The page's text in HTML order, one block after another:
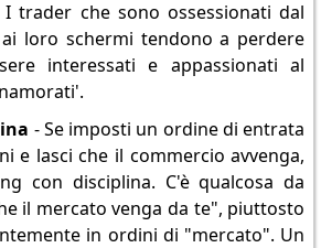
trader che sono ossessionati dal
loro schermi tendono a perdere
interessati e appassionati al
- Se imposti un ordine di entrata
e lasci che il commercio avvenga,
con disciplina. C'è qualcosa da
il mercato venga da te", piuttosto
in ordini di "mercato". Un